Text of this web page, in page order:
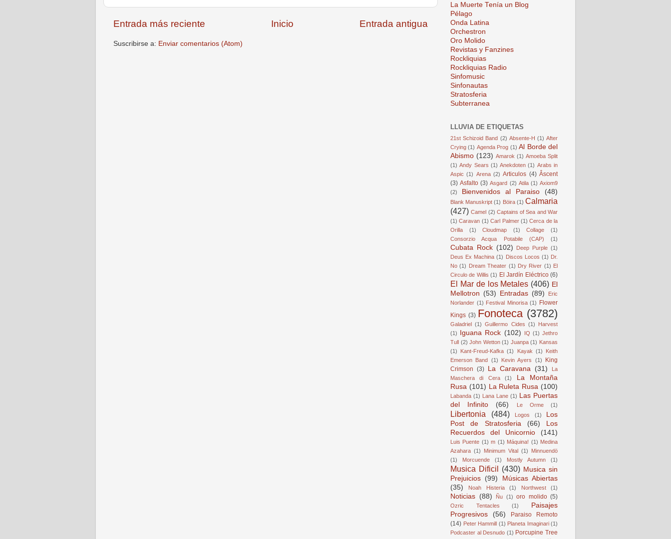
Entrada más reciente Entrada antigua
Inicio
Suscribirse a: Enviar comentarios (Atom)
La Muerte Tenía un Blog
Pélago
Onda Latina
Orchestron
Oro Molido
Revistas y Fanzines
Rockliquias
Rockliquias Radio
Sinfomusic
Sinfonautas
Stratosferia
Subterranea
LLUVIA DE ETIQUETAS
21st Schizoid Band (2) Absente-H (1) After
Crying (1) Agenda Prog (1) Al Borde del
Abismo (123) Amarok (1) Amoeba Split
(1) Andy Sears (1) Anekdoten (1) Arabs in
Aspic (1) Arena (2) Articulos (4) Âscent
(3) Asfalto (3) Asgard (2) Atila (1) Axiom9
(2)
Bienvenidos al Paraiso (48)
Blank Manuskript (1) Böira (1) Calmaria
(427) Camel (2) Captains of Sea and War
(1) Caravan (1) Carl Palmer (1) Cerca de la
Orilla
(1) Cloudmap (1) Collage
(1)
Consorzio Acqua Potabile (CAP)
(1)
Cubata Rock (102) Deep Purple (1)
Deus Ex Machina (1) Discos Locos (1) Dr.
No (1) Dream Theater (1) Dry River (1) El
Circulo de Willis (1) El Jardín Eléctrico (6)
El Mar de los Metales (406) El
Mellotron (53) Entradas (89)
Eric
Norlander (1) Festival Minorisa (1)
Flower
Kings (3) Fonoteca (3782)
Galadriel (1) Guillermo Cides (1)
Harvest
(1)
Iguana Rock (102) IQ (1) Jethro
Tull (2) John Wetton (1) Juanpa (1) Kansas
(1)
Kant-Freud-Kafka (1) Kayak (1)
Keith
Emerson Band (1) Kevin Ayers (1)
King
Crimson (3) La Caravana (31)
La
Maschera di Cera
(1)
La Montaña
Rusa (101) La Ruleta Rusa (100)
Labanda (1) Lana Lane (1) Las Puertas
del Infinito
(66) Le Orme (1)
Libertonia (484) Logos (1)
Los
Post de Stratosferia
(66)
Los
Recuerdos del Unicornio
(141)
Luis Puente (1) m (1) Máquina! (1) Medina
Azahara (1) Minimum Vital (1)
Minnuendö
(1)
Morcuende (1) Mostly Autumn (1)
Musica Dificil (430) Musica sin
Prejuicios (99)
Músicas Abiertas
(35)
Noah Histeria (1) Northwest (1)
Noticias (88) Ñu (1) oro molido (5)
Ozric Tentacles (1)
Paisajes
Progresivos
(56)
Paraiso Remoto
(14) Peter Hammill (1) Planeta Imaginari (1)
Podcaster al Desnudo (1) Porcupine Tree